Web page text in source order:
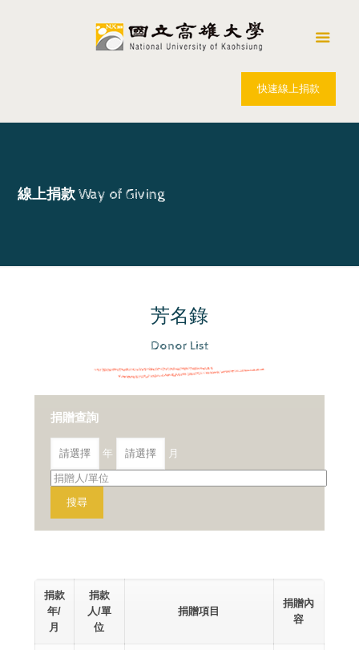
快速線上捐款
線上捐款 Way of Giving
芳名錄
Donor List
捐贈查詢
年 月
捐款
年/
月
捐款
人/單
位
捐贈項目
捐贈內
容